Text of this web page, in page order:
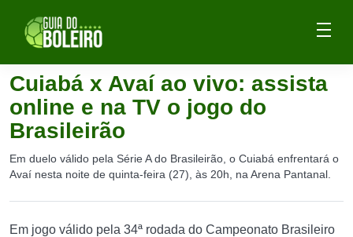
Cuiabá x Avaí ao vivo: assista
online e na TV o jogo do
Brasileirão
Em duelo válido pela Série A do Brasileirão, o Cuiabá enfrentará o
Avaí nesta noite de quinta-feira (27), às 20h, na Arena Pantanal.
Em jogo válido pela 34ª rodada do Campeonato Brasileiro